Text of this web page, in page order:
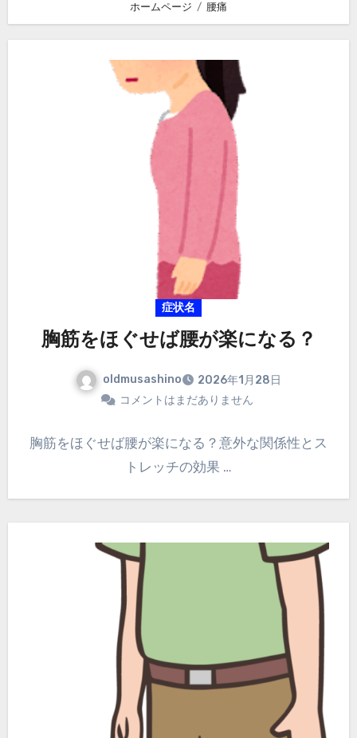
ホームページ 腰痛
症状名
胸筋をほぐせば腰が楽になる？
oldmusashino
2026年1月28日
コメントはまだありません
胸筋をほぐせば腰が楽になる？意外な関係性とス
トレッチの効果 …